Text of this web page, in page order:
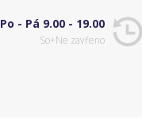
Po - Pá 9.00 - 19.00
So+Ne zavřeno